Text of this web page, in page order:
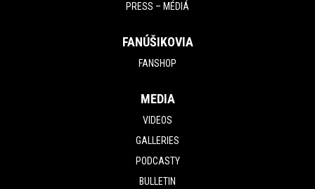
PRESS – MÉDIÁ
FANÚŠIKOVIA
FANSHOP
MEDIA
VIDEOS
GALLERIES
PODCASTY
BULLETIN